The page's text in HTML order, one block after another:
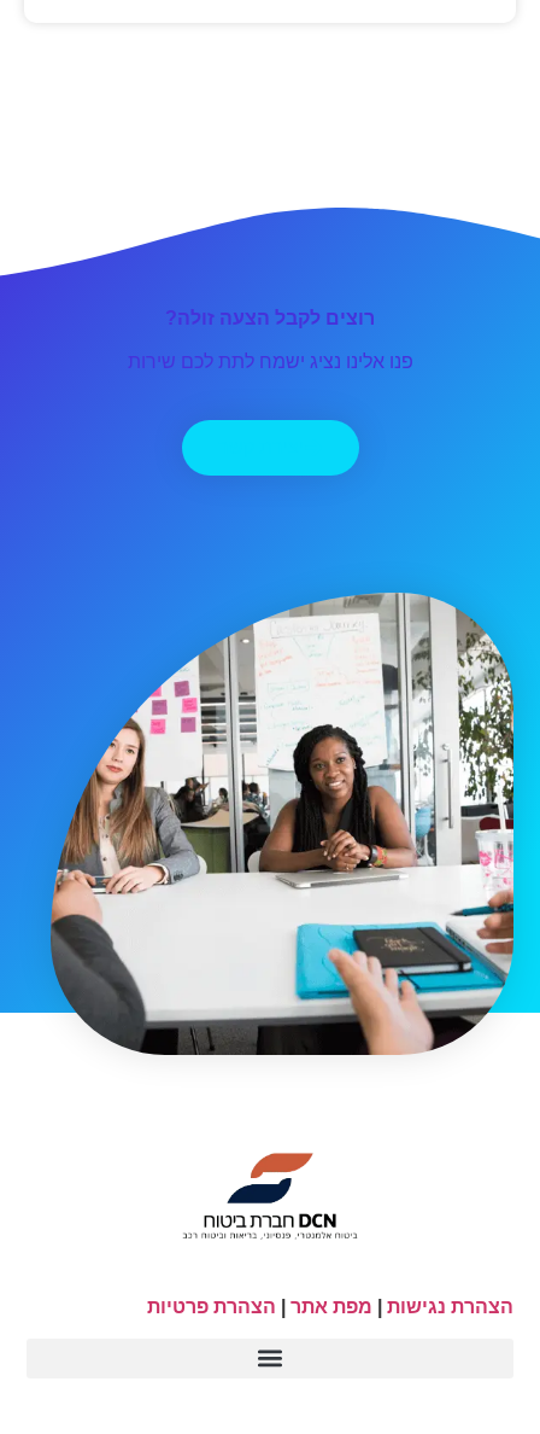
רוצים לקבל הצעה זולה?
פנו אלינו נציג ישמח לתת לכם שירות
הצהרת נגישות| מפת אתר| הצהרת פרטיות